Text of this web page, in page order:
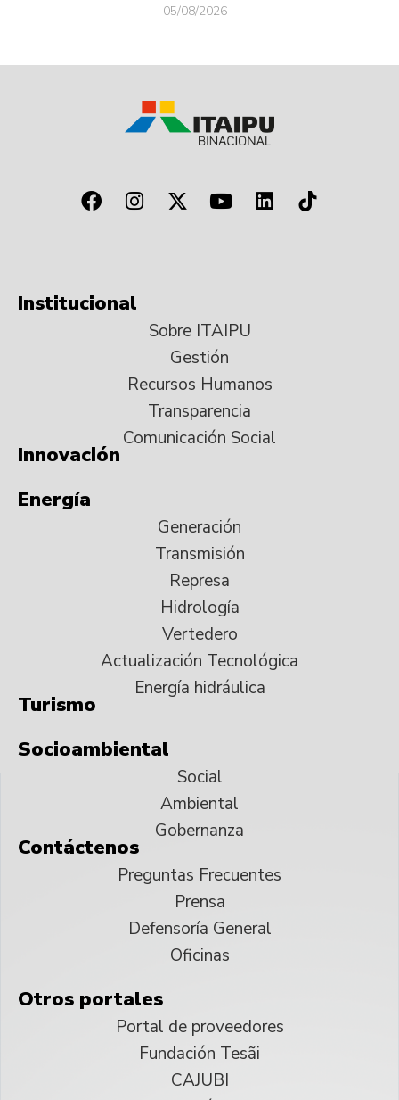
05/08/2026
Institucional
Sobre ITAIPU
Gestión
Recursos Humanos
Transparencia
Comunicación Social
Innovación
Energía
Generación
Transmisión
Represa
Hidrología
Vertedero
Actualización Tecnológica
Energía hidráulica
Turismo
Socioambiental
Social
Ambiental
Gobernanza
Contáctenos
Preguntas Frecuentes
Prensa
Defensoría General
Oficinas
Otros portales
Portal de proveedores
Fundación Tesãi
CAJUBI